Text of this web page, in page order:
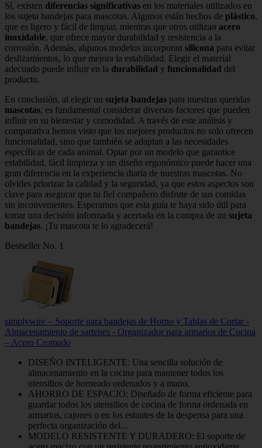
Sí, existen diferencias significativas en los materiales utilizados en
los sujeta bandejas para mascotas. Algunos están hechos de plástico,
que es ligero y fácil de limpiar, mientras que otros utilizan acero
inoxidable, que ofrece mayor durabilidad y resistencia a la
corrosión. Además, algunos modelos incorporan silicona para evitar
deslizamientos, lo que mejora la estabilidad. Elegir el material
adecuado puede influir en la durabilidad y funcionalidad del
producto.
En conclusión, al elegir un sujeta bandejas para nuestras queridas
mascotas, es fundamental considerar diversos factores que pueden
influir en su bienestar y comodidad. A través de este análisis y
comparativa hemos visto que los mejores productos no solo ofrecen
funcionalidad, sino que también se adaptan a las necesidades
específicas de cada animal. Optar por un modelo que garantice
estabilidad, fácil limpieza y un diseño ergonómico puede hacer una
gran diferencia en la experiencia diaria de nuestras mascotas. No
olvides priorizar la calidad y la seguridad, ya que estos aspectos son
clave para asegurar que tu fiel compañero disfrute de sus comidas
sin inconvenientes. Esperamos que esta guía te haya sido útil para
tomar una decisión informada y acertada en la compra de un sujeta
bandejas. ¡Tu mascota te lo agradecerá!
Bestseller No. 1
simplywire – Soporte para bandejas de Horno y Tablas de Cortar -
Almacenamiento de sartenes - Organizador para armarios de Cocina
– Acero Cromado
DISEÑO INTELIGENTE: Una sencilla solución de
almacenamiento en la cocina para mantener todos los
utensilios de horneado ordenados y a mano.
AHORRO DE ESPACIO: Diseñado de forma eficiente para
guardar todos los utensilios de cocina de forma ordenada en
armarios, cajones o en los estantes de la despensa para una
perfecta organización del...
MODELO RESISTENTE Y DURADERO: El soporte de